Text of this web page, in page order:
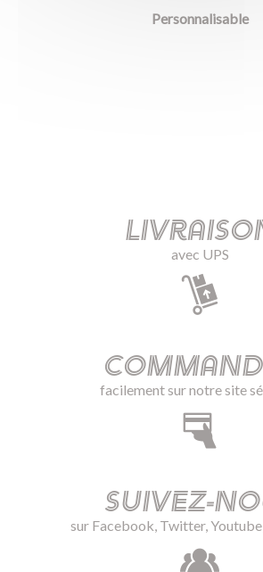
Personnalisable
avec UPS
facilement sur notre site
Suivez-
sur Facebook, Twitter,